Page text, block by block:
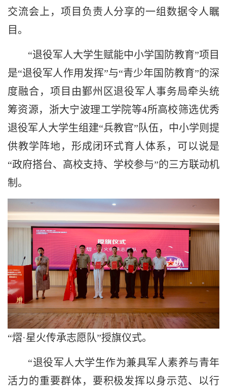
交流会上，项目负责人分享的一组数据令人瞩
目。
“退役军人大学生赋能中小学国防教育”项目
是“退役军人作用发挥”与“青少年国防教育”的深
度融合，项目由鄞州区退役军人事务局牵头统
筹资源，浙大宁波理工学院等4所高校筛选优秀
退役军人大学生组建“兵教官”队伍，中小学则提
供教学阵地，形成闭环式育人体系，可以说是
“政府搭台、高校支持、学校参与”的三方联动机
制。
“熠·星火传承志愿队”授旗仪式。
“退役军人大学生作为兼具军人素养与青年
活力的重要群体，要积极发挥以身示范、以行